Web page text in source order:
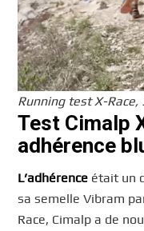
Running test X-Race,
Test Cimalp
adhérence
L’adhérence était un
sa semelle Vibram
Race, Cimalp a de